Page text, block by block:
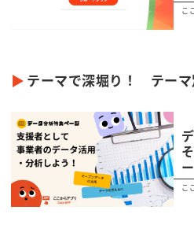
こ
テーマで深堀り！ テーマ
こ